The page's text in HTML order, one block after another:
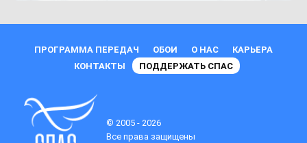
ПРОГРАММА ПЕРЕДАЧ ОБОИ О НАС
КАРЬЕРА
КОНТАКТЫ
ПОДДЕРЖАТЬ СПАС
© 2005 - 2026
Все права защищены